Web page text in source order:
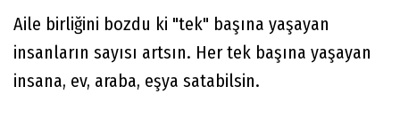
Aile birliğini bozdu ki "tek" başına yaşayan
insanların sayısı artsın. Her tek başına yaşayan
insana, ev, araba, eşya satabilsin.